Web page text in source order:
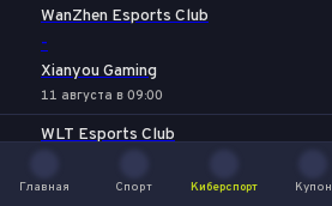
WanZhen Esports Club
-
Xianyou Gaming
11 августа в 09:00
WLT Esports Club
Mighty Tiger Gaming
Главная
Спорт
Киберспорт
Купон